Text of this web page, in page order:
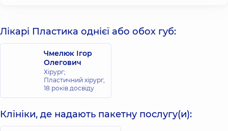
Лікарі Пластика однієї або обох губ:
Чмелюк Ігор
Олегович
Хірург;
Пластичний хірург,
18 років досвіду
Клініки, де надають пакетну послугу(и):